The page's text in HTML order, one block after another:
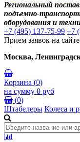
Региональный
подъемно-
оборудования и
+7 (495) 137-75-99 +7
Прием заявок на
Москва,
Корзина (0)
на сумму 0 руб
(0)
Штабелеры Колеса и